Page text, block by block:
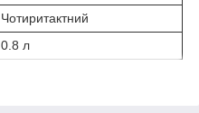
Чотиритактний
0.8 л